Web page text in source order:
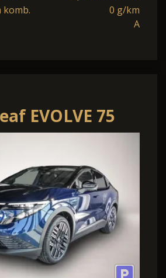
komb.
0 g/km
A
EVOLVE 75
Panorama-
BOSE *n